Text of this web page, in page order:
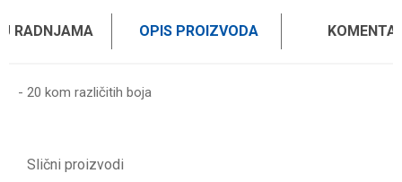
RADNJAMA OPIS PROIZVODA
- 20 kom različitih boja
Slični proizvodi